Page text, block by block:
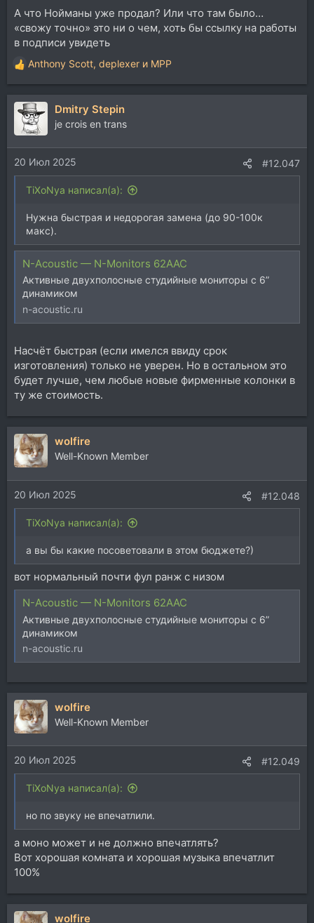
А что Нойманы уже продал? Или что там было…
«свожу точно» это ни о чем, хоть бы ссылку на работы
в подписи увидеть
Р
е
а
к
и
и
:
Anthony Scott, deplexer и MPP
Dmitry Stepin
je crois en trans
20 Июл 2025 #12.047
TiXoNya написал(а):
Нужна быстрая и недорогая замена (до 90-100к
макс).
N-Acoustic — N-Monitors 62ААС
Активные двухполосные студийные мониторы с 6”
динамиком
n-acoustic.ru
Насчёт быстрая (если имелся ввиду срок
изготовления) только не уверен. Но в остальном это
будет лучше, чем любые новые фирменные колонки в
ту же стоимость.
wolfire
Well-Known Member
20 Июл 2025 #12.048
TiXoNya написал(а):
а вы бы какие посоветовали в этом бюджете?)
вот нормальный почти фул ранж с низом
N-Acoustic — N-Monitors 62ААС
Активные двухполосные студийные мониторы с 6”
динамиком
n-acoustic.ru
wolfire
Well-Known Member
20 Июл 2025 #12.049
TiXoNya написал(а):
но по звуку не впечатлили.
а моно может и не должно впечатлять?
Вот хорошая комната и хорошая музыка впечатлит
100%
wolfire